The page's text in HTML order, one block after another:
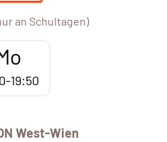
an Schultagen)
19:50
West-Wien